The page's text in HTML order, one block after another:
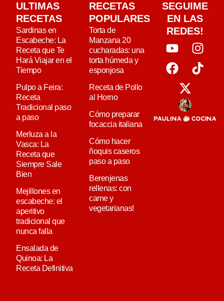
ULTIMAS
RECETAS
Sardinas en
Escabeche: La
Receta que Te
Hará Viajar en el
Tiempo
Pulpo a Feira:
Receta
Tradicional paso
a paso
Merluza a la
Vasca: La
Receta que
Siempre Sale
Bien
Mejillones en
escabeche: el
aperitivo
tradicional que
nunca falla
Ensalada de
Quinoa: La
Receta Definitiva
RECETAS
POPULARES
Torta de
Manzana 20
cucharadas: una
torta húmeda y
esponjosa
Receta de Pollo
al Horno
Cómo preparar
focaccia italiana
Cómo hacer
ñoquis caseros
paso a paso
Berenjenas
rellenas: con
carne y
vegetarianas!
SEGUIME
EN LAS
REDES!